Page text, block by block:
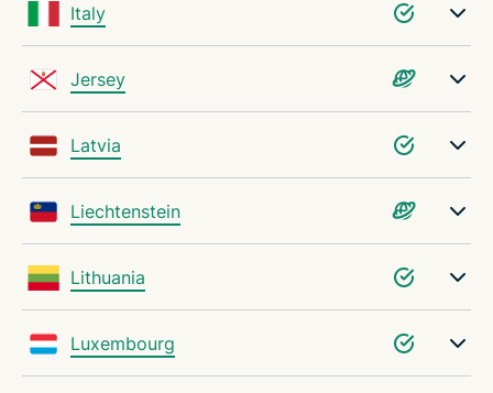
Italy
Jersey
Latvia
Liechtenstein
Lithuania
Luxembourg